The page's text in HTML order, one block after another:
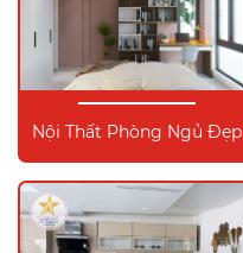
Nội Thất Phòng Ngủ Đẹp